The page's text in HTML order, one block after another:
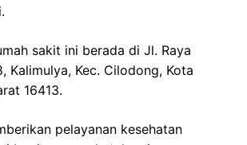
sakit ini berada di Jl. Raya
Kalimulya, Kec. Cilodong, Kota
16413.
pelayanan kesehatan